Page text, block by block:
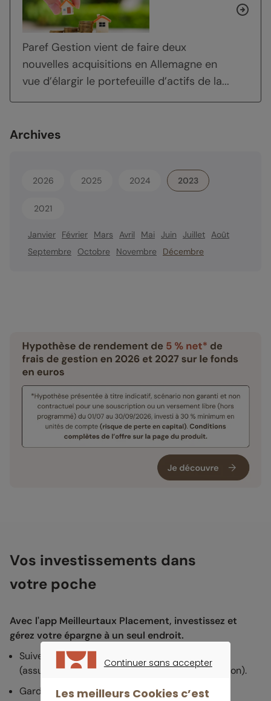
Paref Gestion vient de faire deux
nouvelles acquisitions en Allemagne en
vue d’élargir le portefeuille d’actifs de la...
Archives
2026 2025 2024 2023
2021
Janvier Février Mars Avril Mai Juin Juillet Août
Septembre
Octobre Novembre Décembre
Vos investissements dans
votre poche
Avec l'app Meilleurtaux Placement, investissez et
gérez votre épargne à un seul endroit.
Suivez la performance de tous vos contrats
(assurance vie, retraite, immobilier, défiscalisation).
Gardez un oeil sur vos encours et suivez les
Continuer sans accepter
Les meilleurs Cookies c’est